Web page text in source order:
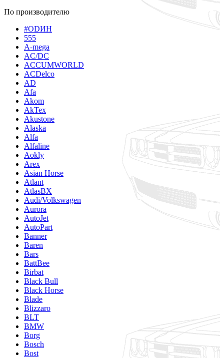
По производителю
#ODИН
555
A-mega
AC/DC
ACCUMWORLD
ACDelco
AD
Afa
Akom
AkTex
Akustone
Alaska
Alfa
Alfaline
Aokly
Arex
Asian Horse
Atlant
AtlasBX
Audi/Volkswagen
Aurora
AutoJet
AutoPart
Banner
Baren
Bars
BattBee
Birbat
Black Bull
Black Horse
Blade
Blizzaro
BLT
BMW
Borg
Bosch
Bost